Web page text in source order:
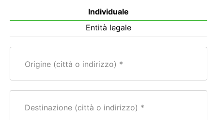
Individuale
Entità legale
Origine (città o indirizzo)
Destinazione (città o indirizzo)